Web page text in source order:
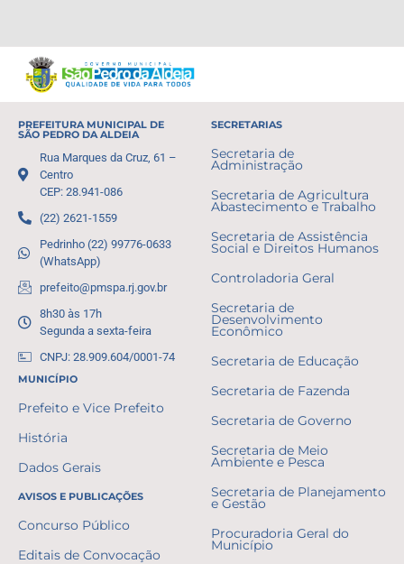
PREFEITURA MUNICIPAL DE
SÃO PEDRO DA ALDEIA
Rua Marques da Cruz, 61 –
Centro
CEP: 28.941-086
(22) 2621-1559
Pedrinho (22) 99776-0633
(WhatsApp)
prefeito@pmspa.rj.gov.br
8h30 às 17h
Segunda a sexta-feira
CNPJ: 28.909.604/0001-74
MUNICÍPIO
Prefeito e Vice Prefeito
História
Dados Gerais
AVISOS E PUBLICAÇÕES
Concurso Público
Editais de Convocação
SECRETARIAS
Secretaria de
Administração
Secretaria de Agricultura
Abastecimento e Trabalho
Secretaria de Assistência
Social e Direitos Humanos
Controladoria Geral
Secretaria de
Desenvolvimento
Econômico
Secretaria de Educação
Secretaria de Fazenda
Secretaria de Governo
Secretaria de Meio
Ambiente e Pesca
Secretaria de Planejamento
e Gestão
Procuradoria Geral do
Município